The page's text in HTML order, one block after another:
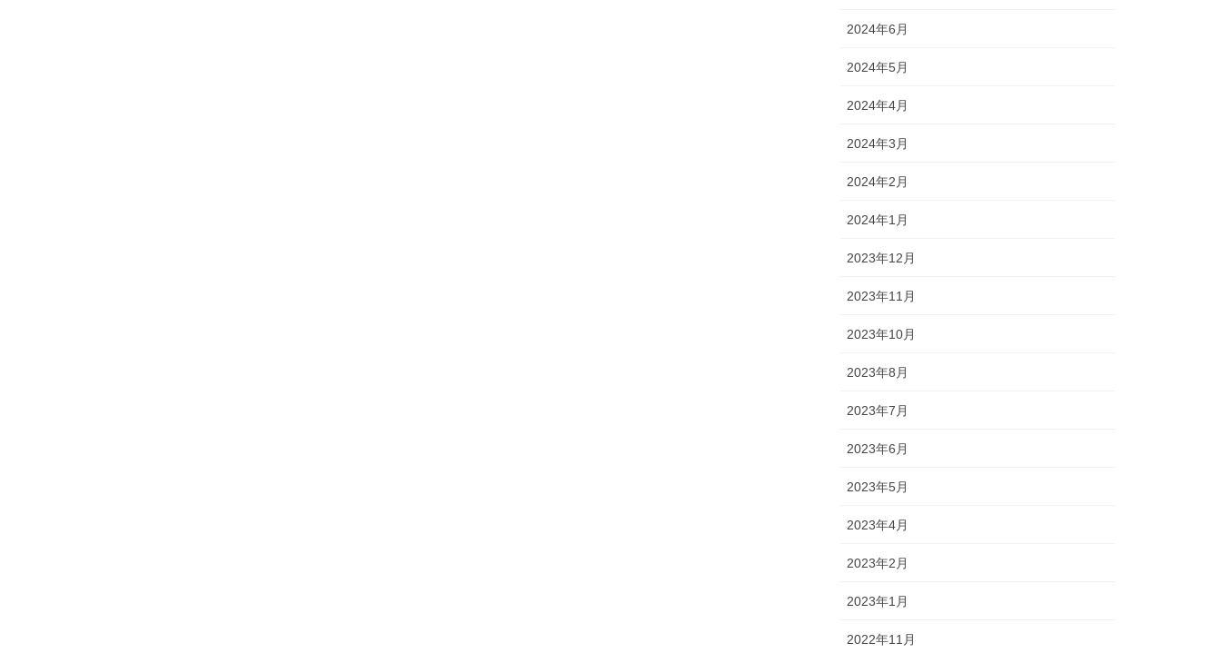
2024年6月
2024年5月
2024年4月
2024年3月
2024年2月
2024年1月
2023年12月
2023年11月
2023年10月
2023年8月
2023年7月
2023年6月
2023年5月
2023年4月
2023年2月
2023年1月
2022年11月